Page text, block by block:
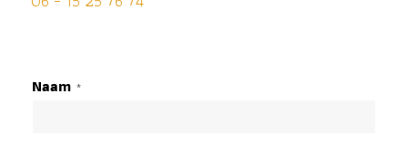
Naam *